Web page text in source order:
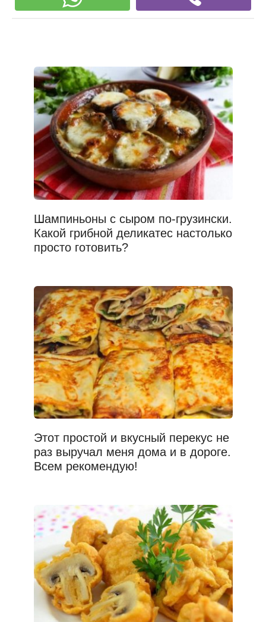
Шампиньоны с сыром по-грузински.
Какой грибной деликатес настолько
просто готовить?
Этот простой и вкусный перекус не
раз выручал меня дома и в дороге.
Всем рекомендую!